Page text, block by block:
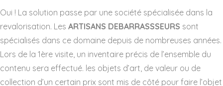
Oui ! La solution passe par une société spécialisée dans la
revalorisation. Les ARTISANS DEBARRASSSEURS sont
spécialisés dans ce domaine depuis de nombreuses années.
Lors de la 1ère visite, un inventaire précis de l’ensemble du
contenu sera effectué. les objets d’art, de valeur ou de
collection d’un certain prix sont mis de côté pour faire l’objet